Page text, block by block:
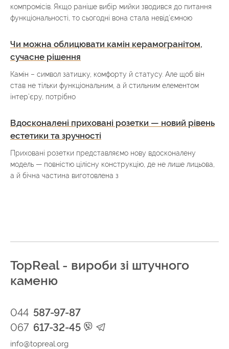
компромісів. Якщо раніше вибір мийки зводився до питання
функціональності, то сьогодні вона стала невід’ємною
Чи можна облицювати камін керамогранітом,
сучасне рішення
Камін – символ затишку, комфорту й статусу. Але щоб він
став не тільки функціональним, а й стильним елементом
інтер’єру, потрібно
Вдосконалені приховані розетки — новий рівень
естетики та зручності
Приховані розетки представляємо нову вдосконалену
модель — повністю цілісну конструкцію, де не лише лицьова,
а й бічна частина виготовлена з
TopReal - вироби зі штучного
каменю
044 587-97-87
067 617-32-45
info@topreal.org